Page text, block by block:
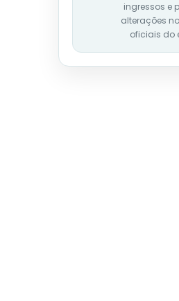
ingressos e
alterações
oficiais do